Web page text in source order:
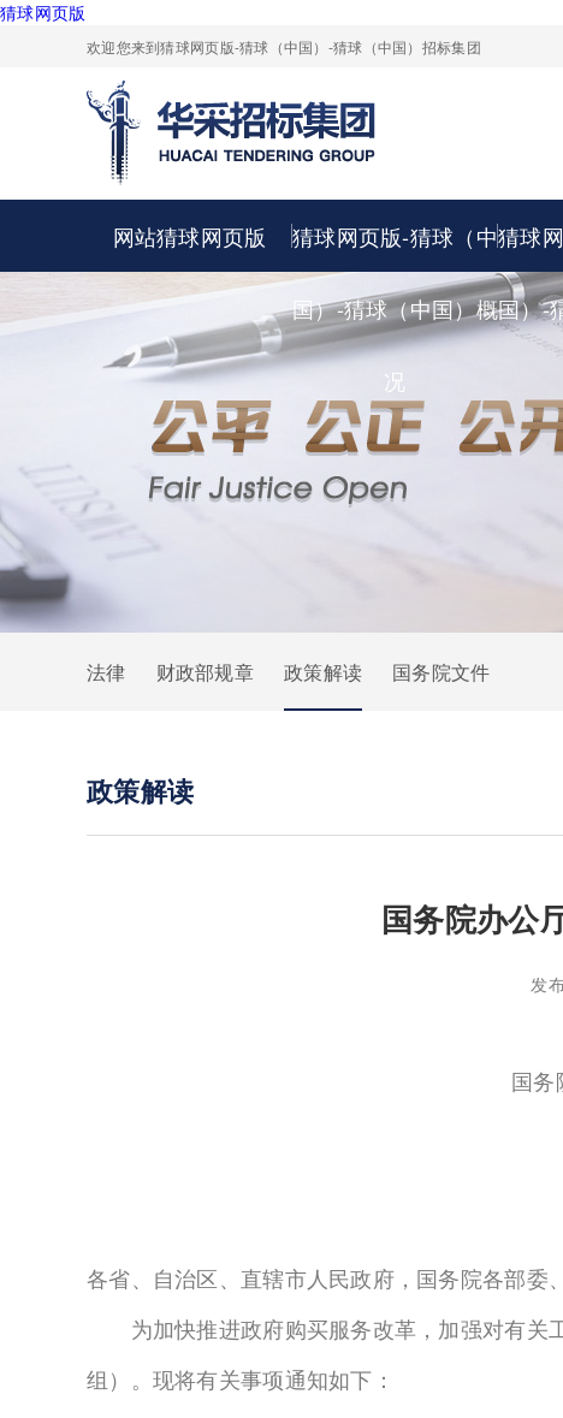
猜球网页版
欢迎您来到猜球网页版-猜球（中国）-猜球（中国）招标集团
网站猜球网页版 猜球网页版-猜球（中
国）-猜球（中国）概
况
猜球
国）-
法律 财政部规章 政策解读 国务院文件
政策解读
国务院办公
发
国
各省、自治区、直辖市人民政府，国务院各部委
为加快推进政府购买服务改革，加强对有关
组）。现将有关事项通知如下：